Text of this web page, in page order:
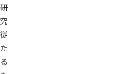
研
究
従
た
る